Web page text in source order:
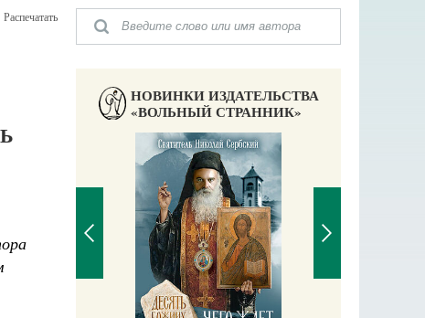
Распечатать
НОВИНКИ ИЗДАТЕЛЬСТВА
«ВОЛЬНЫЙ СТРАННИК»